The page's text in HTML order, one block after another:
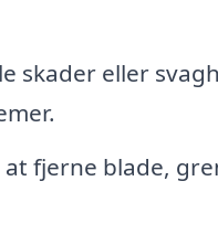
skader eller
fjerne blade,